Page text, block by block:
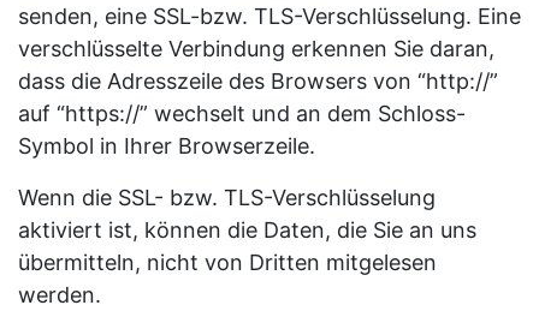
senden, eine SSL-bzw. TLS-Verschlüsselung. Eine
verschlüsselte Verbindung erkennen Sie daran,
dass die Adresszeile des Browsers von “http://”
auf “https://” wechselt und an dem Schloss-
Symbol in Ihrer Browserzeile.
Wenn die SSL- bzw. TLS-Verschlüsselung
aktiviert ist, können die Daten, die Sie an uns
übermitteln, nicht von Dritten mitgelesen
werden.